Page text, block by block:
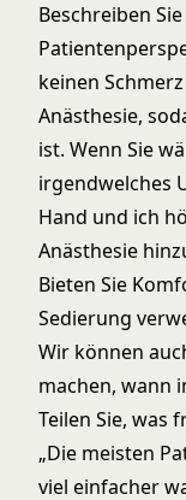
Beschreiben
keinen
Anästhesie,
ist. Wenn Sie
irgendwelches
Hand und ich
Anästhesie
Bieten Sie
Sedierung
Wir können
machen, wann
Teilen Sie, was
„Die meisten
viel einfacher